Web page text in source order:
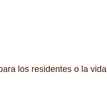
los residentes o la vida